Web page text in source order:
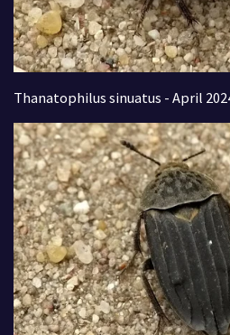
Thanatophilus sinuatus - April